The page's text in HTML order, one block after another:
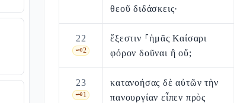
θεοῦ διδάσκεις·
22
🗝️2
ἔξεστιν ⸀ἡμᾶς Καίσαρι
φόρον δοῦναι ἢ οὔ;
23
🗝️1
κατανοήσας δὲ αὐτῶν τὴν
πανουργίαν εἶπεν πρὸς